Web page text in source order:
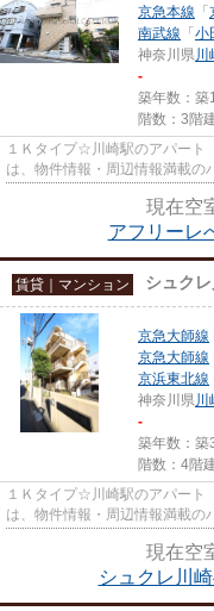
京急本線 「
南武線 「 小
神奈川県川
-
築年数：築
階数：3階
１Ｋタイプ☆川崎駅のアパート
は、物件情報・周辺情報満載の
現在空
アフリーレ
賃貸｜マンション シュク
京急大師線
京急大師線
京浜東北線
神奈川県川
-
築年数：築
階数：4階
１Ｋタイプ☆川崎駅のアパート
は、物件情報・周辺情報満載の
現在空
シュクレ川